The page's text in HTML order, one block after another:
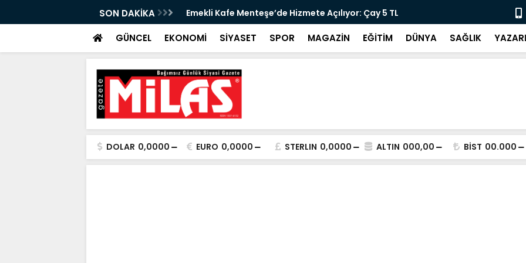
SON DAKİKA
Açılıyor: Çay 5 TL
Zeytin Çiçeği Uluslararası Kısa Film Yarışması İçin Başvurular
Başladı
GÜNCEL EKONOMİ SİYASET SPOR MAGAZİN EĞİTİM DÜNYA SAĞLIK
DOLAR 0,0000 EURO 0,0000 STERLIN 0,0000 ALTIN 000,00 BİST 00.000